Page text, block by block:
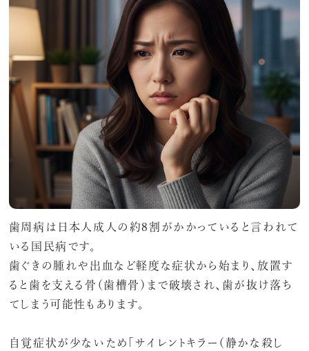
歯周病は日本人成人の約8割がかかっていると言われて
いる国民病です。
歯ぐきの腫れや出血など軽度な症状から始まり、放置す
ると歯を支える骨（歯槽骨）まで破壊され、歯が抜け落ち
てしまう可能性もあります。
自覚症状が少ないため「サイレントキラー（静かな殺し